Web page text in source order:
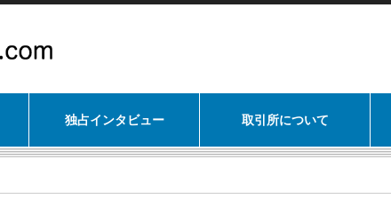
独占インタビュー 取引所について